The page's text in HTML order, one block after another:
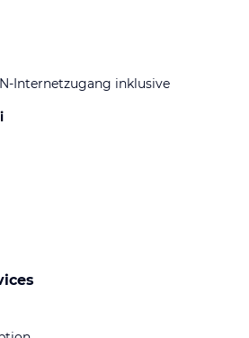
Internetzugang inklusive